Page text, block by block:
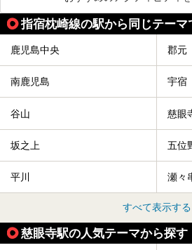
指宿枕崎線の駅から同じテーマ
鹿児島中央 郡元
南鹿児島 宇宿
谷山 慈眼
坂之上 五位
平川 瀬々
すべて表示する
慈眼寺駅の人気テーマから探す